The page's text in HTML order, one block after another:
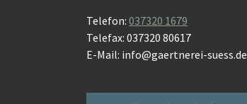
Telefon: 037320 1679
Telefax: 037320 80617
E-Mail: info@gaertnerei-suess.de